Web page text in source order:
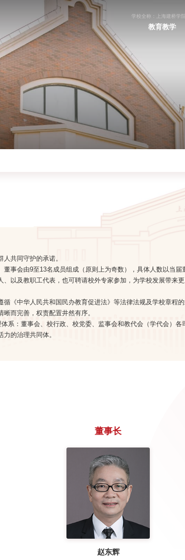
学校全称：上海建桥学
教育教学
人共同守护的承诺。
董事会由9至13名成员组成（原则上为奇数），具体人数以当
、以及教职工代表，也可聘请校外专家参加，为学校发展带来
循《中华人民共和国民办教育促进法》等法律法规及学校章
而完善，权责配置井然有序。
系：董事会、校行政、校党委、监事会和教代会（学代会）
的治理共同体。
董事长
赵东辉